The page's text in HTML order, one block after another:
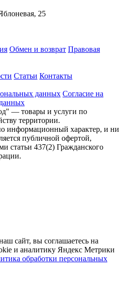
25
Обмен и возврат Правовая
Статьи Контакты
данных Согласие на
— товары и услуги по
территории.
информационный характер, и ни
публичной офертой,
статьи 437(2) Гражданского
сайт, вы соглашаетесь на
и аналитику Яндекс Метрики
обработки персональных